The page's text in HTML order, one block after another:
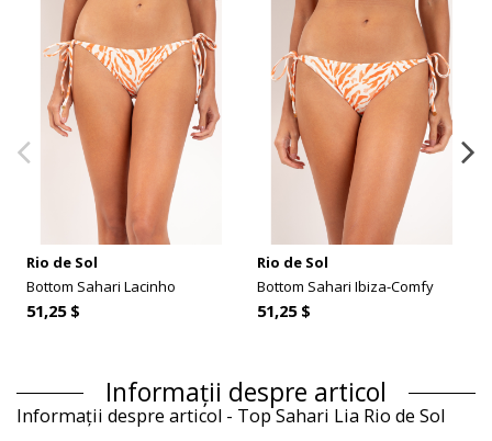
Rio de Sol
Bottom Sahari Lacinho
51,25 $
Rio de Sol
Bottom Sahari Ibiza-Comfy
51,25 $
Informații despre articol
Informații despre articol - Top Sahari Lia Rio de Sol